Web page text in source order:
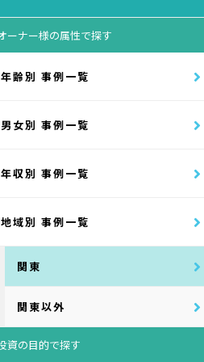
ーナー様の属性で探す
年齢別 事例一覧
男女別 事例一覧
年収別 事例一覧
地域別 事例一覧
関東
関東以外
資の目的で探す